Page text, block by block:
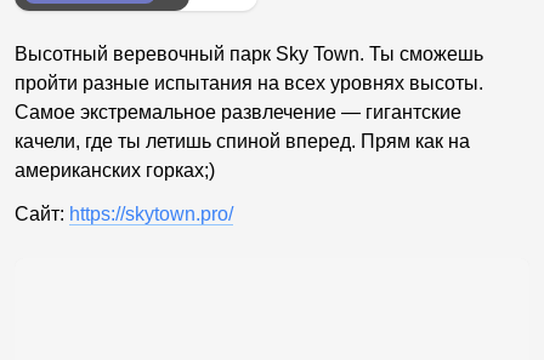
Высотный веревочный парк Sky Town. Ты сможешь
пройти разные испытания на всех уровнях высоты.
Самое экстремальное развлечение — гигантские
качели, где ты летишь спиной вперед. Прям как на
американских горках;)
Сайт: https://skytown.pro/